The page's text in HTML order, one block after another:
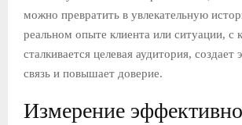
можно превратить в увлекательную
реальном опыте клиента или ситуации, с
сталкивается целевая аудитория,
связь и повышает доверие.
Измерение